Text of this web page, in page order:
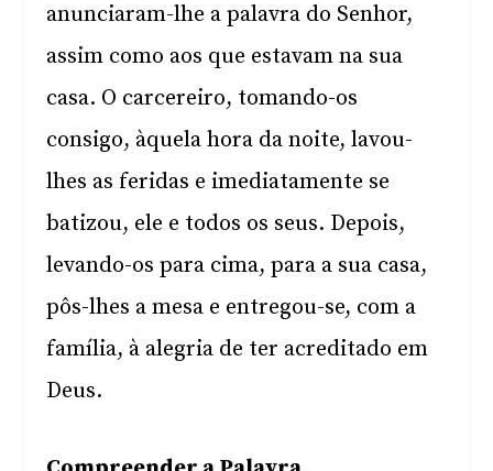
anunciaram-lhe a palavra do Senhor,
assim como aos que estavam na sua
casa. O carcereiro, tomando-os
consigo, àquela hora da noite, lavou-
lhes as feridas e imediatamente se
batizou, ele e todos os seus. Depois,
levando-os para cima, para a sua casa,
pôs-lhes a mesa e entregou-se, com a
família, à alegria de ter acreditado em
Deus.